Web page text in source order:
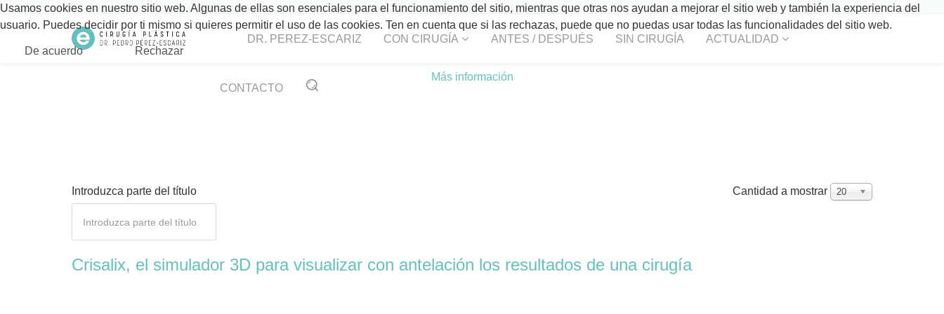
DR. PEREZ-ESCARIZ CON CIRUGÍA ANTES / DESPUÉS SIN CIRUGÍA ACTUALIDAD
CONTACTO
Introduzca parte del título Cantidad a mostrar 20
Crisalix, el simulador 3D para visualizar con antelación los resultados de una cirugía
Usamos cookies en nuestro sitio web. Algunas de ellas son esenciales para el funcionamiento del sitio, mientras que otras nos ayudan a mejorar el sitio web y también la experiencia del
usuario. Puedes decidir por ti mismo si quieres permitir el uso de las cookies. Ten en cuenta que si las rechazas, puede que no puedas usar todas las funcionalidades del sitio web.
De acuerdo Rechazar
Más información